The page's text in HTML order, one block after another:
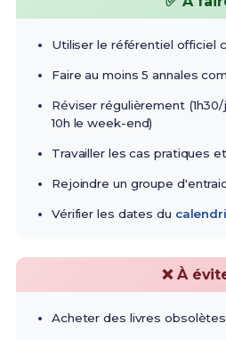
Utiliser le référentiel officiel
Faire au moins 5 annales
Réviser régulièrement
10h le week-end)
Travailler les cas pratiques
Rejoindre un groupe
Vérifier les dates du
❌ À
Acheter des livres